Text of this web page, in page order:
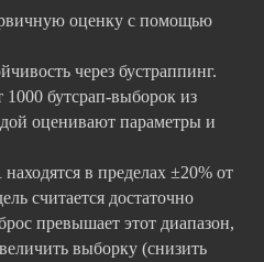
оценку с помощью
через бустраппинг.
бутсрап-выборок из
оценивают параметры и
в пределах ±20% от
считается достаточно
превышает этот диапазон,
выборку (снизить